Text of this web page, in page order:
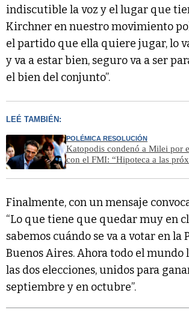
indiscutible la voz y el lugar que
Kirchner en nuestro movimiento
el partido que ella quiere jugar, lo
y va a estar bien, seguro va a ser
el bien del conjunto”.
LEÉ TAMBIÉN:
POLÉMICA RESOLUCIÓN
Katopodis condenó a Milei por
con el FMI: “Hipoteca a las
Finalmente, con un mensaje
“Lo que tiene que quedar muy en
sabemos cuándo se va a votar en la
Buenos Aires. Ahora todo el mundo
las dos elecciones, unidos para
septiembre y en octubre”.